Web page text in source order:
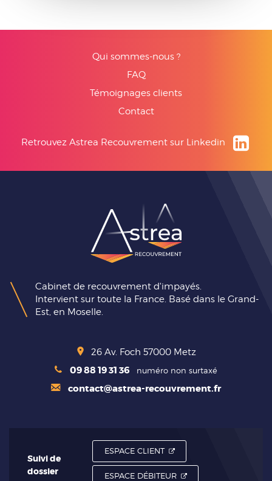
Qui sommes-nous ?
FAQ
Témoignages clients
Contact
Retrouvez Astrea Recouvrement sur Linkedin
Cabinet de recouvrement d'impayés.
Intervient sur toute la France. Basé dans le Grand-
Est, en Moselle.
26 Av. Foch 57000 Metz
09 88 19 31 36 numéro non surtaxé
contact@astrea-recouvrement.fr
Suivi de
dossier
ESPACE CLIENT
ESPACE DÉBITEUR